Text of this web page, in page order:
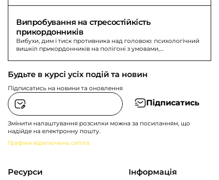
Випробування на стресостійкість
прикордонників
Вибухи, дим і тиск противника над головою: психологічний
вишкіл прикордонників на полігоні з умовами,
Будьте в курсі усіх подій та новин
Підписатись на новини та оновлення
Підписатись
Змінити налаштування розсилки можна за посиланням, що
надійде на електронну пошту.
Графіки відключень світла
Ресурси Інформація